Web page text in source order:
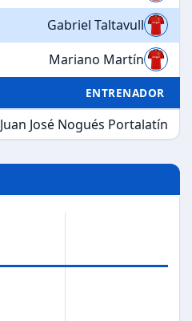
Gabriel Taltavull
Mariano Martín
ENTRENADOR
Juan José Nogués Portalatín